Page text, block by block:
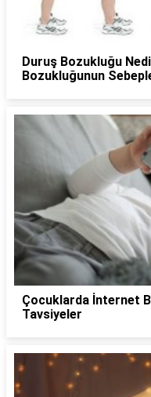
Duruş Bozukluğu
Bozukluğunun
Çocuklarda İnternet
Tavsiyeler